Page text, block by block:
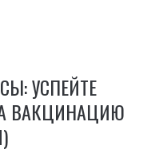
УСПЕЙТЕ
ВАКЦИНАЦИЮ